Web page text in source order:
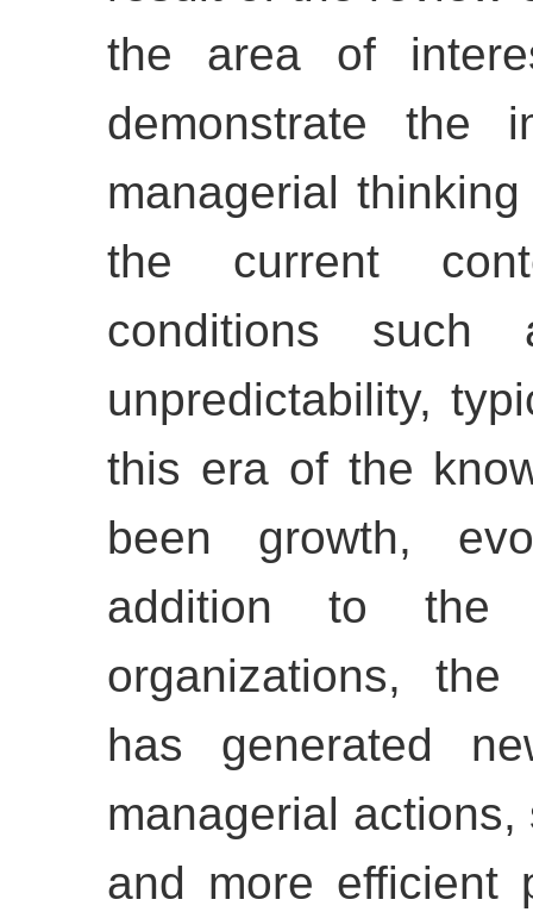
the area of
demonstrate the
managerial
the current
conditions such
unpredictability,
this era of the
been growth,
addition to the
organizations,
has generated
managerial
and more efficient